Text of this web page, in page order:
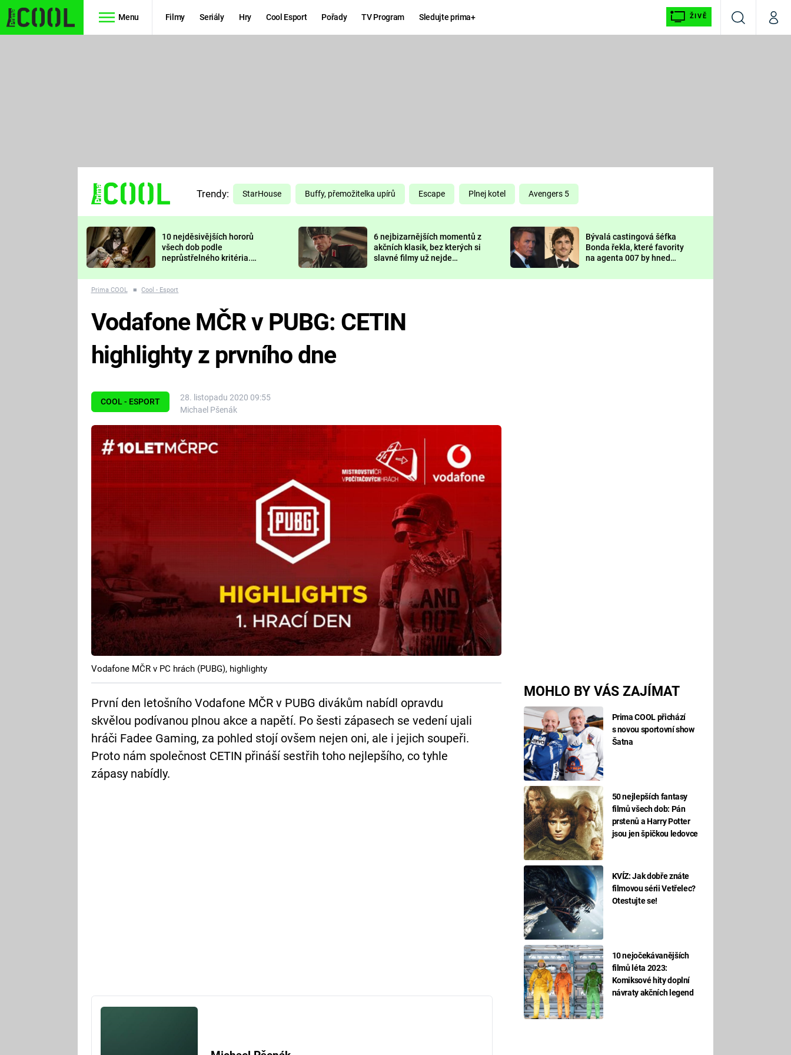
Menu Filmy Seriály Hry Cool Esport Pořady TV Program Sledujte prima+ ŽIVĚ
VyhledáváníMůj
TŘESKU
FUTURAMA
PREDÁTOR
DELIVERANCE
KOMEDIE
CHUCK
NORRIS
DEADPOOL
Prima LAJK
Sledujte nás
Trendy: StarHouse Buffy, přemožitelka upírů Escape Plnej kotel Avengers 5
10 nejděsivějších hororů
všech dob podle
neprůstřelného kritéria.
nejvíc zvednou tep?
6 nejbizarnějších momentů z
akčních klasik, bez kterých si
slavné filmy už nejde
Bývalá castingová šéfka
Bonda řekla, které favority
na agenta 007 by hned
Prima COOL ■ Cool - Esport
COOL - ESPORT
28. listopadu 2020 09:55
Michael Pšenák
MOHLO BY VÁS ZAJÍMAT
Prima COOL přichází
s novou sportovní show
Šatna
50 nejlepších fantasy
filmů všech dob: Pán
prstenů a Harry Potter
jsou jen špičkou ledovce
KVÍZ: Jak dobře znáte
filmovou sérii Vetřelec?
Otestujte se!
10 nejočekávanějších
filmů léta 2023:
Komiksové hity doplní
návraty akčních legend
Vodafone MČR v PUBG: CETIN
highlighty z prvního dne
Vodafone MČR v PC hrách (PUBG), highlighty
První den letošního Vodafone MČR v PUBG divákům nabídl opravdu
skvělou podívanou plnou akce a napětí. Po šesti zápasech se vedení ujali
hráči Fadee Gaming, za pohled stojí ovšem nejen oni, ale i jejich soupeři.
Proto nám společnost CETIN přináší sestřih toho nejlepšího, co tyhle
zápasy nabídly.